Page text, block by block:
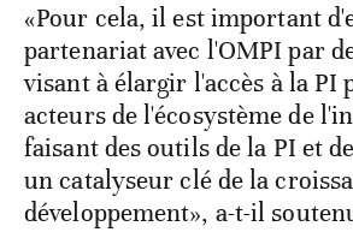
«Pour cela, il est important
partenariat avec l'OMPI par
visant à élargir l'accès à la PI
acteurs de l'écosystème de
faisant des outils de la PI et
un catalyseur clé de la
développement», a-t-il